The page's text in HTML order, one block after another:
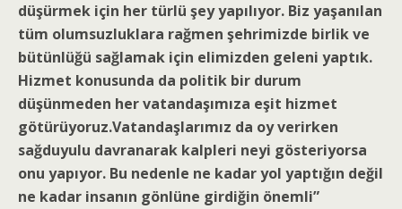
düşürmek için her türlü şey yapılıyor. Biz yaşanılan
tüm olumsuzluklara rağmen şehrimizde birlik ve
bütünlüğü sağlamak için elimizden geleni yaptık.
Hizmet konusunda da politik bir durum
düşünmeden her vatandaşımıza eşit hizmet
götürüyoruz.Vatandaşlarımız da oy verirken
sağduyulu davranarak kalpleri neyi gösteriyorsa
onu yapıyor. Bu nedenle ne kadar yol yaptığın değil
ne kadar insanın gönlüne girdiğin önemli”